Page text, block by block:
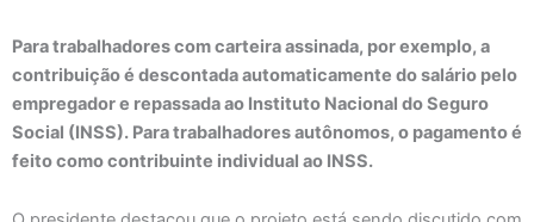
Para trabalhadores com carteira assinada, por exemplo, a
contribuição é descontada automaticamente do salário pelo
empregador e repassada ao Instituto Nacional do Seguro
Social (INSS). Para trabalhadores autônomos, o pagamento é
feito como contribuinte individual ao INSS.